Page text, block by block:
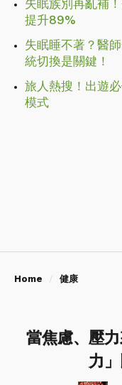
失眠族別再亂補
提升89%
失眠睡不著？醫
統切換是關鍵！
旅人熱搜！出遊
模式
Home 健康
當焦慮、壓
力